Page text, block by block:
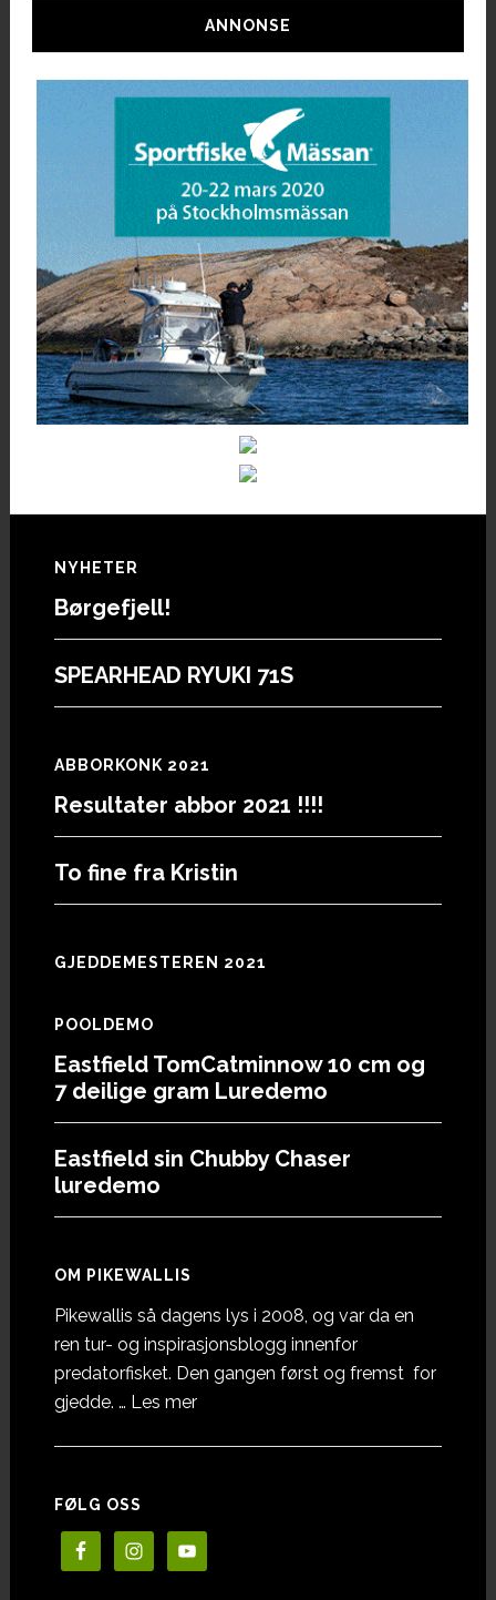
ANNONSE
Footer
NYHETER
Børgefjell!
SPEARHEAD RYUKI 71S
ABBORKONK 2021
Resultater abbor 2021 !!!!
To fine fra Kristin
GJEDDEMESTEREN 2021
POOLDEMO
Eastfield TomCatminnow 10 cm og
7 deilige gram Luredemo
Eastfield sin Chubby Chaser
luredemo
OM PIKEWALLIS
Pikewallis så dagens lys i 2008, og var da en
ren tur- og inspirasjonsblogg innenfor
predatorfisket. Den gangen først og fremst for
gjedde. … Les meromOm
FØLG OSS